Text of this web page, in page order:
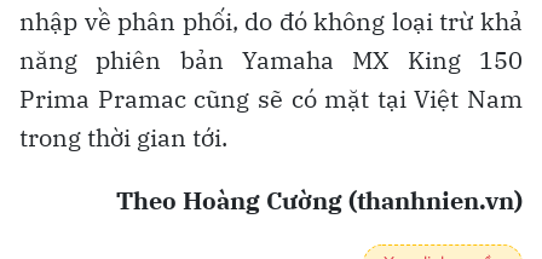
nhập về phân phối, do đó không loại trừ khả
năng phiên bản Yamaha MX King 150
Prima Pramac cũng sẽ có mặt tại Việt Nam
trong thời gian tới.
Theo Hoàng Cường (thanhnien.vn)